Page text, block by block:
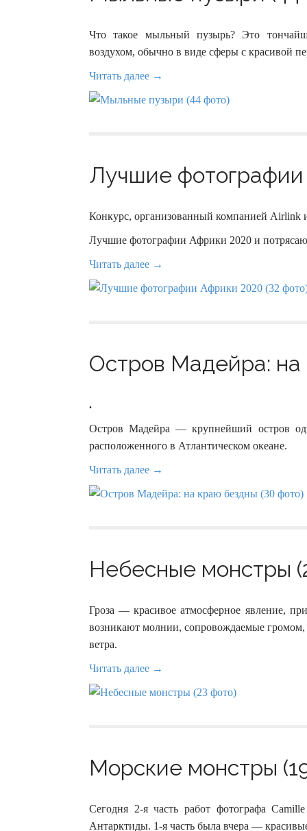
Что такое мыльный пузырь? Это
воздухом, обычно в виде сферы с красивой
Читать далее →
Лучшие
Конкурс, организованный компанией Airlink
Лучшие фотографии Африки 2020 и
Читать далее →
Остров Мадейра:
.
Остров Мадейра — крупнейший остров
расположенного в Атлантическом океане.
Читать далее →
Небесные монстры
Гроза — красивое атмосферное явление,
возникают молнии, сопровождаемые
ветра.
Читать далее →
Морские монстры
Сегодня 2-я часть работ фотографа
Антарктиды. 1-я часть была вчера —